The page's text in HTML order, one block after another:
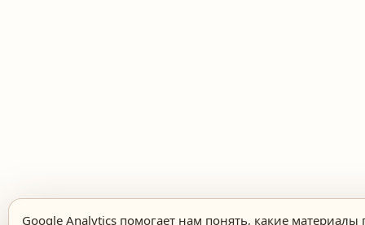
Google Analytics помогает нам понять, какие материалы